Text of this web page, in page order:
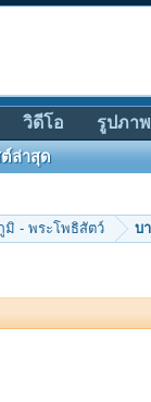
- พระโพธิสัตว์
ล่าสุด
วิดีโอ รูปภาพ